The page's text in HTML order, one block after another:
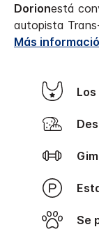
Dorionestá
autopista
Más